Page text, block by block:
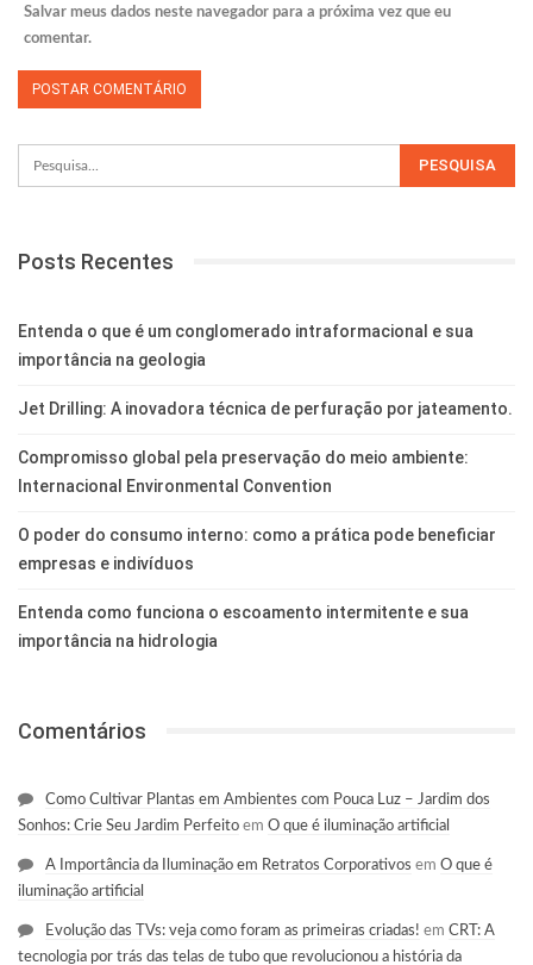
Salvar meus dados neste navegador para a próxima vez que eu
comentar.
Posts Recentes
Entenda o que é um conglomerado intraformacional e sua
importância na geologia
Jet Drilling: A inovadora técnica de perfuração por jateamento.
Compromisso global pela preservação do meio ambiente:
Internacional Environmental Convention
O poder do consumo interno: como a prática pode beneficiar
empresas e indivíduos
Entenda como funciona o escoamento intermitente e sua
importância na hidrologia
Comentários
Como Cultivar Plantas em Ambientes com Pouca Luz – Jardim dos
Sonhos: Crie Seu Jardim Perfeito em O que é iluminação artificial
A Importância da Iluminação em Retratos Corporativos em O que é
iluminação artificial
Evolução das TVs: veja como foram as primeiras criadas! em CRT: A
tecnologia por trás das telas de tubo que revolucionou a história da